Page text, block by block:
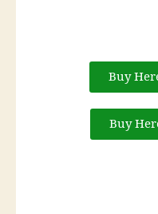
Buy
Buy